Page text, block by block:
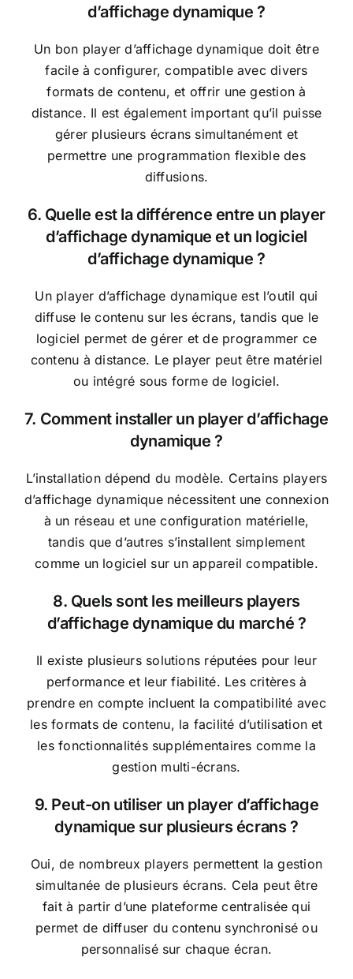
d’affichage dynamique ?
Un bon player d’affichage dynamique doit être
facile à configurer, compatible avec divers
formats de contenu, et offrir une gestion à
distance. Il est également important qu’il puisse
gérer plusieurs écrans simultanément et
permettre une programmation flexible des
diffusions.
6. Quelle est la différence entre un player
d’affichage dynamique et un logiciel
d’affichage dynamique ?
Un player d’affichage dynamique est l’outil qui
diffuse le contenu sur les écrans, tandis que le
logiciel permet de gérer et de programmer ce
contenu à distance. Le player peut être matériel
ou intégré sous forme de logiciel.
7. Comment installer un player d’affichage
dynamique ?
L’installation dépend du modèle. Certains players
d’affichage dynamique nécessitent une connexion
à un réseau et une configuration matérielle,
tandis que d’autres s’installent simplement
comme un logiciel sur un appareil compatible.
8. Quels sont les meilleurs players
d’affichage dynamique du marché ?
Il existe plusieurs solutions réputées pour leur
performance et leur fiabilité. Les critères à
prendre en compte incluent la compatibilité avec
les formats de contenu, la facilité d’utilisation et
les fonctionnalités supplémentaires comme la
gestion multi-écrans.
9. Peut-on utiliser un player d’affichage
dynamique sur plusieurs écrans ?
Oui, de nombreux players permettent la gestion
simultanée de plusieurs écrans. Cela peut être
fait à partir d’une plateforme centralisée qui
permet de diffuser du contenu synchronisé ou
personnalisé sur chaque écran.